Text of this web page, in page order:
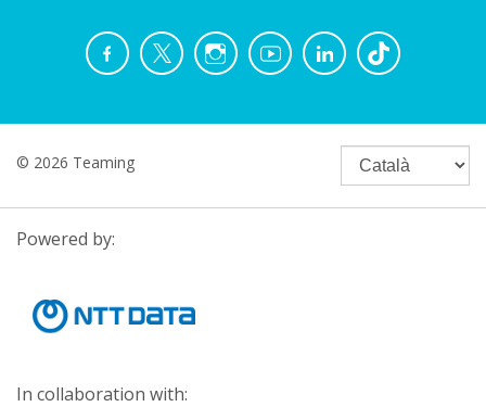
© 2026 Teaming
Powered by:
In collaboration with: